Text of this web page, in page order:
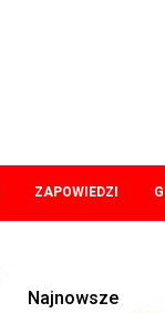
ZAPOWIEDZI
Najnowsze